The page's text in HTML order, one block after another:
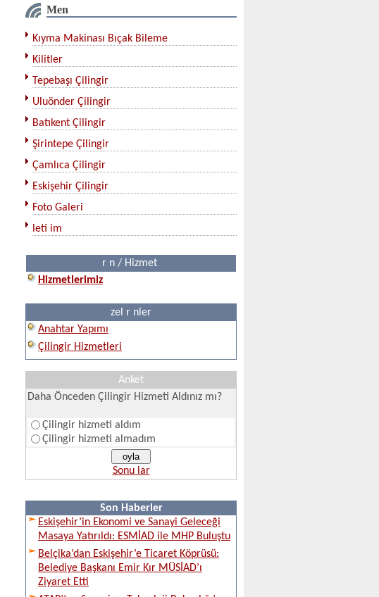
Kapı Kilidi Nasıl Değiştirilir?
Çelik Kapı Kilit Göbek Değiştirme
Bıçak Nasıl Bilenir?
Kurban Bıçağınızı Aldınız mı?
Men
Kıyma Makinası Bıçak Bileme
Kilitler
Tepebaşı Çilingir
Uluönder Çilingir
Batıkent Çilingir
Şirintepe Çilingir
Çamlıca Çilingir
Eskişehir Çilingir
Foto Galeri
leti im
r n / Hizmet
Hizmetlerimiz
zel r nler
Anahtar Yapımı
Çilingir Hizmetleri
Anket
Daha Önceden Çilingir Hizmeti Aldınız mı?
Çilingir hizmeti aldım
Çilingir hizmeti almadım
Sonu lar
Son Haberler
Eskişehir’in Ekonomi ve Sanayi Geleceği
Masaya Yatırıldı: ESMİAD ile MHP Buluştu
Belçika’dan Eskişehir’e Ticaret Köprüsü:
Belediye Başkanı Emir Kır MÜSİAD’ı
Ziyaret Etti